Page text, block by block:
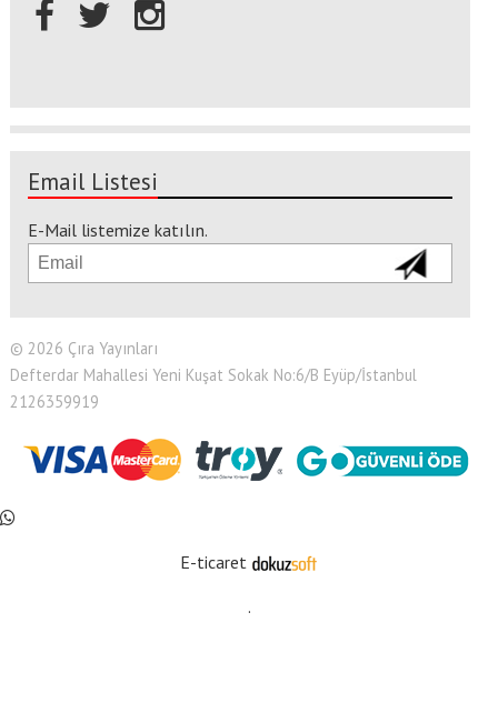
Email Listesi
E-Mail listemize katılın.
© 2026 Çıra Yayınları
Defterdar Mahallesi Yeni Kuşat Sokak No:6/B Eyüp/İstanbul
2126359919
E-ticaret
.